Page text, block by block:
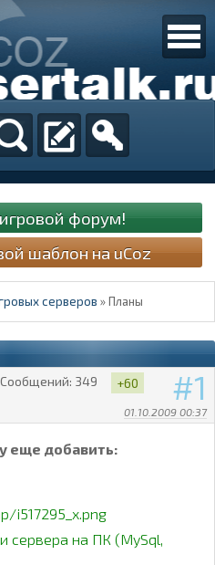
форум!
шаблон на uCoz
серверов »Планы
1
01.10.2009 00:37
Сообщений: 349 +60
еще добавить:
сервера на ПК (MySql,